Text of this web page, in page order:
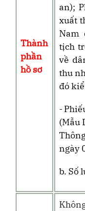
Thành
phần
hồ sơ
an);
xuất
Nam
tịch
về
thu
đó
-
(Mẫu
ngày
b. Số